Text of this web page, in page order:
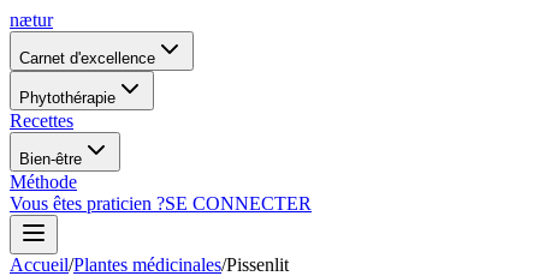
nætur
Carnet d'excellence
Phytothérapie
Recettes
Bien-être
Méthode
Vous êtes praticien ?SE CONNECTER
Accueil/Plantes médicinales/Pissenlit